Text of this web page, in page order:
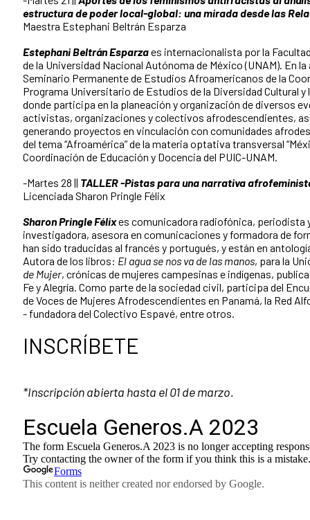
estructura de poder local-global: una mirada desde las
Maestra Estephani Beltrán Esparza
Estephani Beltrán Esparzaes internacionalista por la
de la Universidad Nacional Autónoma de México (UNAM). En
Seminario Permanente de Estudios Afroamericanos de la
Programa Universitario de Estudios de la Diversidad Cultural y
donde participa en la planeación y organización de diversos
activistas, organizaciones y colectivos afrodescendientes,
generando proyectos en vinculación con comunidades
del tema “Afroamérica” de la materia optativa transversal
Coordinación de Educación y Docencia del PUIC-UNAM.
-Martes 28 || TALLER -Pistas para una narrativa
Licenciada Sharon Pringle Félix
Sharon Pringle Félixes comunicadora radiofónica, periodista
investigadora, asesora en comunicaciones y formadora de
han sido traducidas al francés y portugués, y están en
Autora de los libros: El agua se nos va de las manos, para la
de Mujer, crónicas de mujeres campesinas e indígenas,
Fe y Alegría. Como parte de la sociedad civil, participa del
de Voces de Mujeres Afrodescendientes en Panamá, la Red
- fundadora del Colectivo Espavé, entre otros.
INSCRÍBETE
*Inscripción abierta hasta el 01 de marzo.